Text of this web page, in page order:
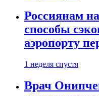
Россиянам
способы
аэропорту
1 неделя спустя
Врач